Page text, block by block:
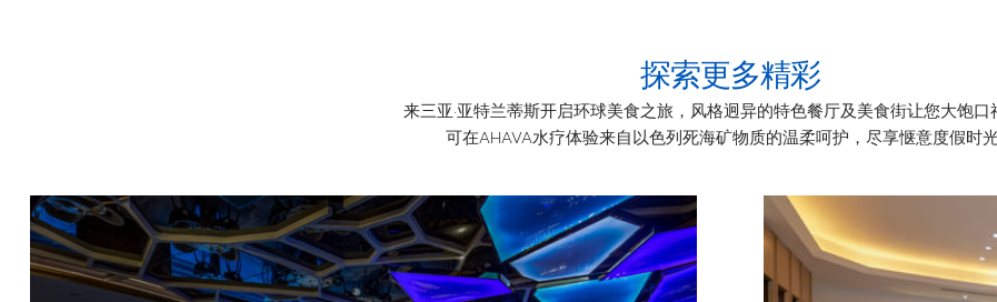
探索更多精彩
来三亚·亚特兰蒂斯开启环球美食之旅，风格迥异的特色餐厅及美食街让您大饱口
可在AHAVA水疗体验来自以色列死海矿物质的温柔呵护，尽享惬意度假时光